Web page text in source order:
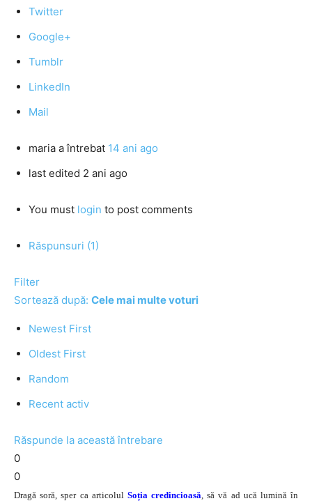
Twitter
Google+
Tumblr
LinkedIn
Mail
maria a întrebat 14 ani ago
last edited 2 ani ago
You must login to post comments
Răspunsuri (1)
Filter
Sortează după: Cele mai multe voturi
Newest First
Oldest First
Random
Recent activ
Răspunde la această întrebare
0
0
Dragă soră, sper ca articolul Soția credincioasă, să vă ad ucă lumină în